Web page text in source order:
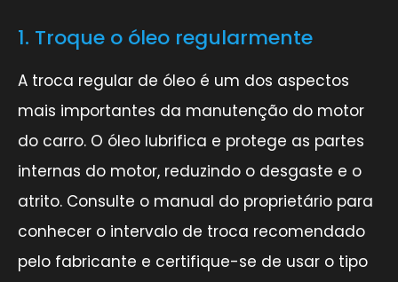
1. Troque o óleo regularmente
A troca regular de óleo é um dos aspectos
mais importantes da manutenção do motor
do carro. O óleo lubrifica e protege as partes
internas do motor, reduzindo o desgaste e o
atrito. Consulte o manual do proprietário para
conhecer o intervalo de troca recomendado
pelo fabricante e certifique-se de usar o tipo